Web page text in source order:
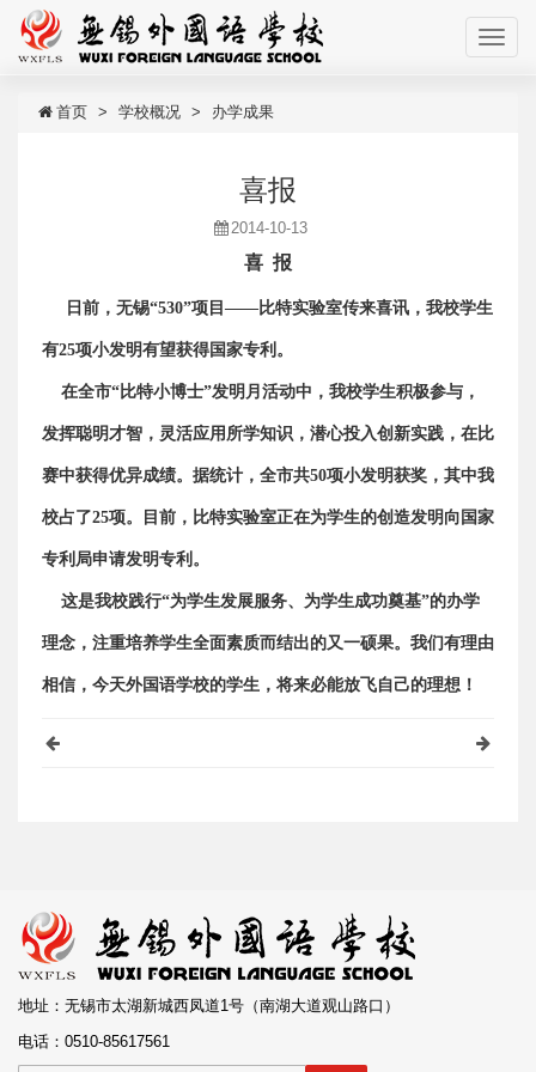
首页 学校概况 办学成果
喜报
2014-10-13
喜 报
日前，无锡“530”项目——比特实验室传来喜讯，我校学生
有25项小发明有望获得国家专利。
在全市“比特小博士”发明月活动中，我校学生积极参与，
发挥聪明才智，灵活应用所学知识，潜心投入创新实践，在比
赛中获得优异成绩。据统计，全市共50项小发明获奖，其中我
校占了25项。目前，比特实验室正在为学生的创造发明向国家
专利局申请发明专利。
这是我校践行“为学生发展服务、为学生成功奠基”的办学
理念，注重培养学生全面素质而结出的又一硕果。我们有理由
相信，今天外国语学校的学生，将来必能放飞自己的理想！
地址：无锡市太湖新城西凤道1号（南湖大道观山路口）
电话：0510-85617561